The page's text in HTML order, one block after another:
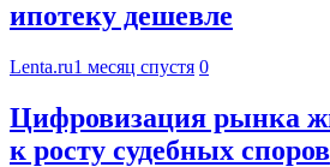
ипотеку дешевле
Lenta.ru1 месяц спустя 0
Цифровизация рынка
к росту судебных споров